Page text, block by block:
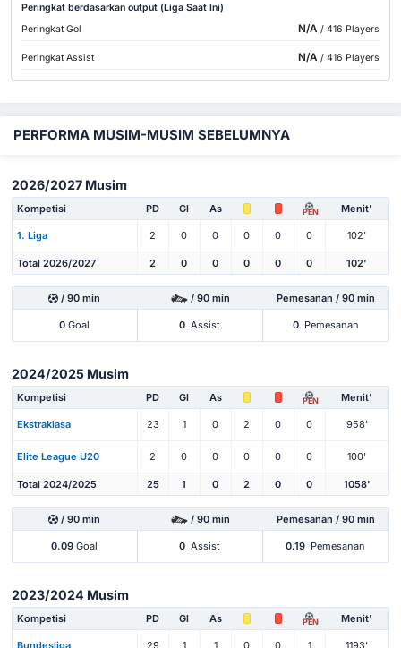
Peringkat berdasarkan output (Liga Saat Ini)
Peringkat Gol
N/A / 416 Players
Peringkat Assist N/A / 416 Players
PERFORMA MUSIM-MUSIM SEBELUMNYA
2026/2027 Musim
Kompetisi PD Gl As PEN Menit'
1. Liga 2 0 0 0 0 0 102'
Total 2026/2027 2 0 0 0 0 0 102'
/ 90 min / 90 min Pemesanan / 90 min
0 Goal 0 Assist 0 Pemesanan
2024/2025 Musim
Kompetisi PD Gl As PEN Menit'
Ekstraklasa 23 1 0 2 0 0 958'
Elite League U20 2 0 0 0 0 0 100'
Total 2024/2025 25 1 0 2 0 0 1058'
/ 90 min / 90 min Pemesanan / 90 min
0.09 Goal 0 Assist 0.19 Pemesanan
2023/2024 Musim
Kompetisi PD Gl As PEN Menit'
Bundesliga 29 1 1 0 0 1 1193'